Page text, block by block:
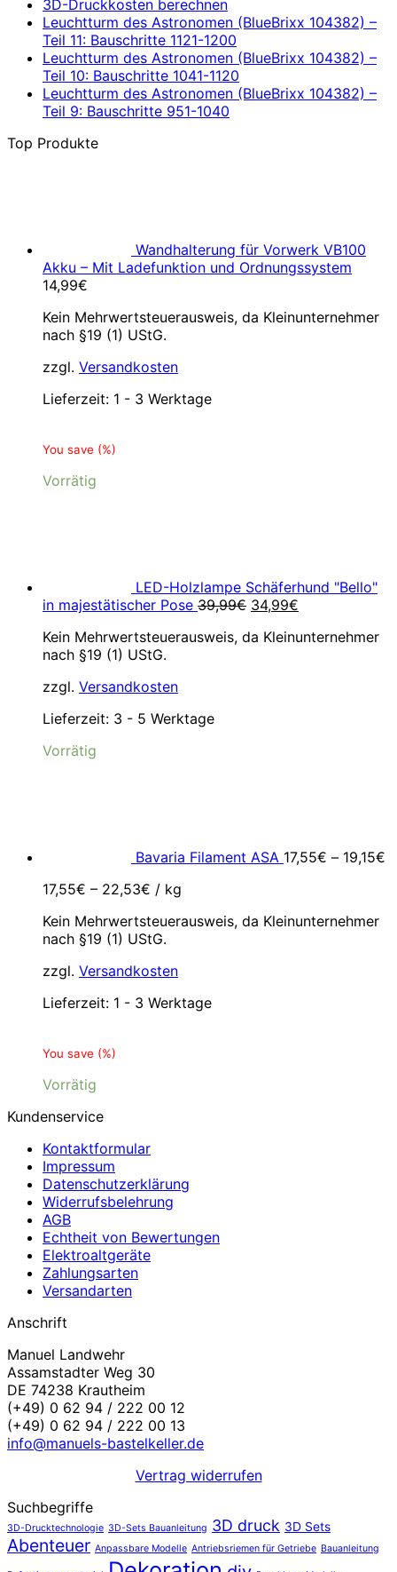
3D-Druckkosten berechnen
Leuchtturm des Astronomen (BlueBrixx 104382) –
Teil 11: Bauschritte 1121-1200
Leuchtturm des Astronomen (BlueBrixx 104382) –
Teil 10: Bauschritte 1041-1120
Leuchtturm des Astronomen (BlueBrixx 104382) –
Teil 9: Bauschritte 951-1040
Top Produkte
Wandhalterung für Vorwerk VB100
Akku – Mit Ladefunktion und Ordnungssystem
14,99€
Kein Mehrwertsteuerausweis, da Kleinunternehmer
nach §19 (1) UStG.
zzgl. Versandkosten
Lieferzeit: 1 - 3 Werktage
You save (%)
Vorrätig
LED-Holzlampe Schäferhund "Bello"
in majestätischer Pose 39,99€ Ursprünglicher
war:
34,99€
ist:
Kein Mehrwertsteuerausweis, da Kleinunternehmer
nach §19 (1) UStG.
zzgl. Versandkosten
Lieferzeit: 3 - 5 Werktage
Vorrätig
Bavaria Filament ASA 17,55€ – 19,15€
17,55€ – 22,53€ / kg
Kein Mehrwertsteuerausweis, da Kleinunternehmer
nach §19 (1) UStG.
zzgl. Versandkosten
Lieferzeit: 1 - 3 Werktage
You save (%)
Vorrätig
Kundenservice
Kontaktformular
Impressum
Datenschutzerklärung
Widerrufsbelehrung
AGB
Echtheit von Bewertungen
Elektroaltgeräte
Zahlungsarten
Versandarten
Anschrift
Manuel Landwehr
Assamstadter Weg 30
DE 74238 Krautheim
(+49) 0 62 94 / 222 00 12
(+49) 0 62 94 / 222 00 13
info@manuels-bastelkeller.de
Vertrag widerrufen
Suchbegriffe
3D-Drucktechnologie 3D-Sets Bauanleitung 3D druck 3D Sets
Abenteuer Anpassbare Modelle Antriebsriemen für Getriebe Bauanleitung